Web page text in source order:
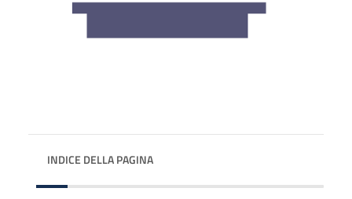
INDICE DELLA PAGINA